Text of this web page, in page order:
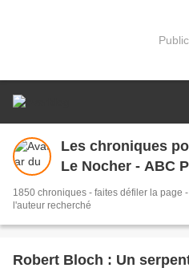
Les chroniques polars
Le Nocher - ABC
1850 chroniques - faites défiler la page
l'auteur recherché
Robert Bloch : Un